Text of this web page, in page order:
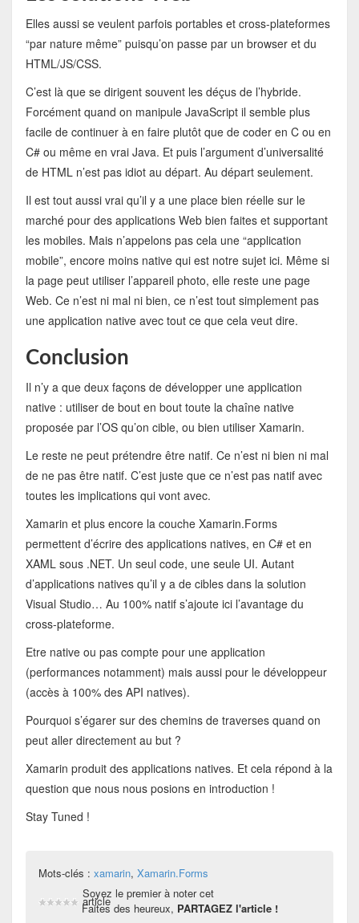
Elles aussi se veulent parfois portables et cross-plateformes
“par nature même” puisqu’on passe par un browser et du
HTML/JS/CSS.
C’est là que se dirigent souvent les déçus de l’hybride.
Forcément quand on manipule JavaScript il semble plus
facile de continuer à en faire plutôt que de coder en C ou en
C# ou même en vrai Java. Et puis l’argument d’universalité
de HTML n’est pas idiot au départ. Au départ seulement.
Il est tout aussi vrai qu’il y a une place bien réelle sur le
marché pour des applications Web bien faites et supportant
les mobiles. Mais n’appelons pas cela une “application
mobile”, encore moins native qui est notre sujet ici. Même si
la page peut utiliser l’appareil photo, elle reste une page
Web. Ce n’est ni mal ni bien, ce n’est tout simplement pas
une application native avec tout ce que cela veut dire.
Conclusion
Il n’y a que deux façons de développer une application
native : utiliser de bout en bout toute la chaîne native
proposée par l’OS qu’on cible, ou bien utiliser Xamarin.
Le reste ne peut prétendre être natif. Ce n’est ni bien ni mal
de ne pas être natif. C’est juste que ce n’est pas natif avec
toutes les implications qui vont avec.
Xamarin et plus encore la couche Xamarin.Forms
permettent d’écrire des applications natives, en C# et en
XAML sous .NET. Un seul code, une seule UI. Autant
d’applications natives qu’il y a de cibles dans la solution
Visual Studio… Au 100% natif s’ajoute ici l’avantage du
cross-plateforme.
Etre native ou pas compte pour une application
(performances notamment) mais aussi pour le développeur
(accès à 100% des API natives).
Pourquoi s’égarer sur des chemins de traverses quand on
peut aller directement au but ?
Xamarin produit des applications natives. Et cela répond à la
question que nous nous posions en introduction !
Stay Tuned !
Mots-clés : xamarin, Xamarin.Forms
Soyez le premier à noter cet
article
Faites des heureux, PARTAGEZ l'article !